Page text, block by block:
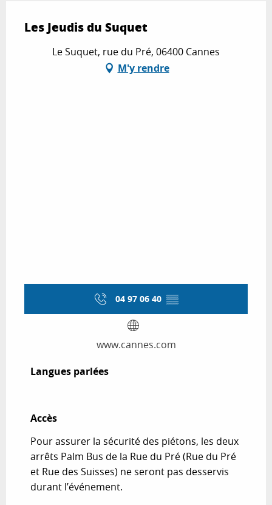
Les Jeudis du Suquet
Le Suquet, rue du Pré, 06400 Cannes
M'y rendre
04 97 06 40 ▒▒
www.cannes.com
Langues parlées
Langues parlées
Accès
Accès
Pour assurer la sécurité des piétons, les deux
arrêts Palm Bus de la Rue du Pré (Rue du Pré
et Rue des Suisses) ne seront pas desservis
durant l’événement.